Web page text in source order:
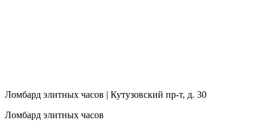
Ломбард элитных часов | Кутузовский пр-т, д. 30
Ломбард элитных часов